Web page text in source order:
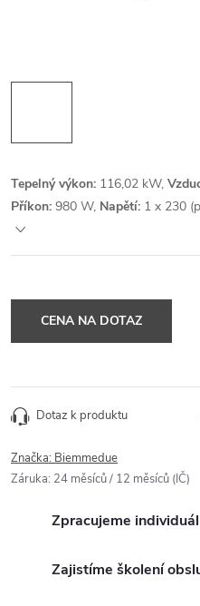
Tepelný výkon: 116,02 kW,
Příkon: 980 W, Napětí: 1 x 230
CENA NA DOTAZ
Dotaz k produktu
Značka: Biemmedue
Záruka: 24 měsíců / 12 měsíců (IČ)
Zpracujeme
Zajistíme školení